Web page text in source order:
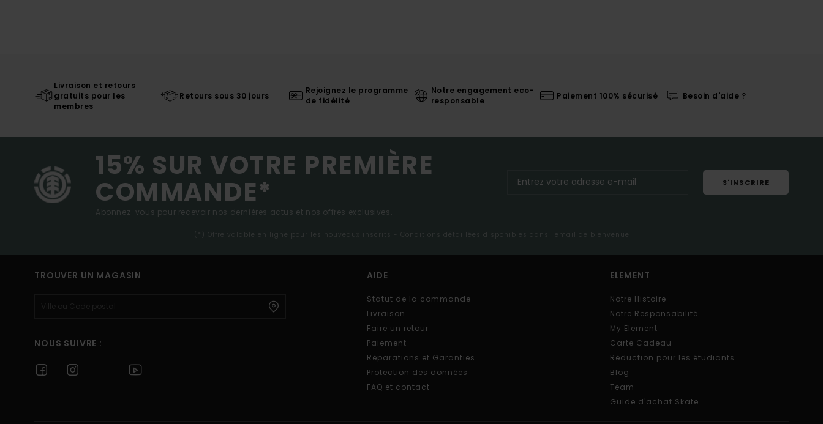
Livraison et retours
gratuits pour les
membres
Retours sous 30 jours
Rejoignez le programme
de fidélité
Notre engagement eco-
responsable
Paiement 100% sécurisé Besoin d'aide ?
15% SUR VOTRE PREMIÈRE
COMMANDE*
Abonnez-vous pour recevoir nos dernières actus et nos offres exclusives.
S'INSCRIRE
(*) Offre valable en ligne pour les nouveaux inscrits - Conditions détaillées disponibles dans l'email de bienvenue
TROUVER UN MAGASIN
NOUS SUIVRE :
AIDE
Statut de la commande
Livraison
Faire un retour
Paiement
Réparations et Garanties
Protection des données
FAQ et contact
ELEMENT
Notre Histoire
Notre Responsabilité
My Element
Carte Cadeau
Réduction pour les étudiants
Blog
Team
Guide d'achat Skate